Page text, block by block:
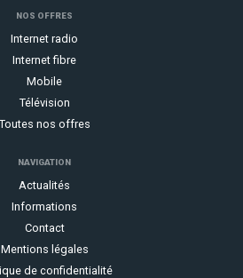
NOS OFFRES
Internet radio
Internet fibre
Mobile
Télévision
Toutes nos offres
NAVIGATION
Actualités
Informations
Contact
Mentions légales
de confidentialité